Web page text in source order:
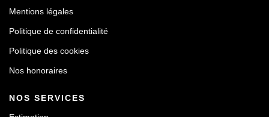
Mentions légales
Politique de confidentialité
Politique des cookies
Nos honoraires
NOS SERVICES